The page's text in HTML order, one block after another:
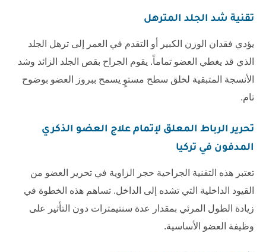
تقنية شد الجلد المترهل
يؤدي فقدان الوزن الكبير أو التقدم في العمر إلى ترهل الجلد
الذي قد يغطي العضو تماماً. يقوم الجراح بقص الجلد الزائد وشد
الأنسجة المتبقية لخلق سطح مستوٍ يسمح ببروز العضو بوضوح
تام.
تحرير الرباط المعلق لإتمام علاج العضو الذكري
المدفون في تركيا
تعتبر هذه التقنية الجراحية حجر الزاوية في تحرير العضو من
القيود الداخلية التي تشده إلى الداخل. تساهم هذه الخطوة في
زيادة الطول المرئي بمقدار عدة سنتيمترات دون التأثير على
وظيفة العضو الأساسية.